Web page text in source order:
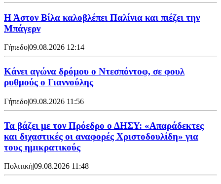
Η Άστον Βίλα καλοβλέπει Παλίνια και πιέζει την
Μπάγερν
Γήπεδο|09.08.2026 12:14
Kάνει αγώνα δρόμου ο Ντεσπόντοφ, σε φουλ
ρυθμούς ο Γιαννούλης
Γήπεδο|09.08.2026 11:56
Τα βάζει με τον Πρόεδρο ο ΔΗΣΥ: «Απαράδεκτες
και διχαστικές οι αναφορές Χριστοδουλίδη» για
τους ημικρατικούς
Πολιτική|09.08.2026 11:48